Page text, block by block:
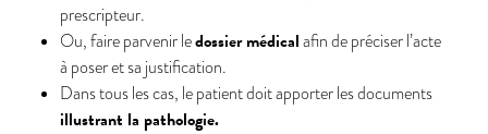
prescripteur.
Ou, faire parvenir ledossier médicalafin de préciser l’acte
à poser et sa justification.
Dans tous les cas, le patient doit apporter les documents
illustrant la pathologie.